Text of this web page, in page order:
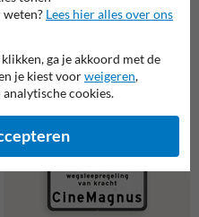
Lees hier alles over ons
ga je akkoord met de
je kiest voorweigeren,
cookies.